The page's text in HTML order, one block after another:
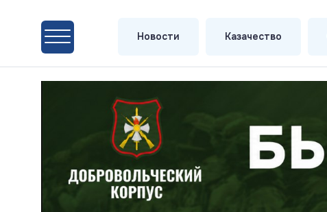
Новости Казачество